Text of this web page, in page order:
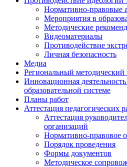
Нормативно-правовые
Мероприятия в
Методические
Видеоматериалы
Противодействие
Личная безопасность
Медиа
Региональный методический
Инновационная
образовательной системе
Планы работ
Аттестация педагогических
Аттестация
организаций
Нормативно-правовое
Порядок проведения
Формы документов
Методическое